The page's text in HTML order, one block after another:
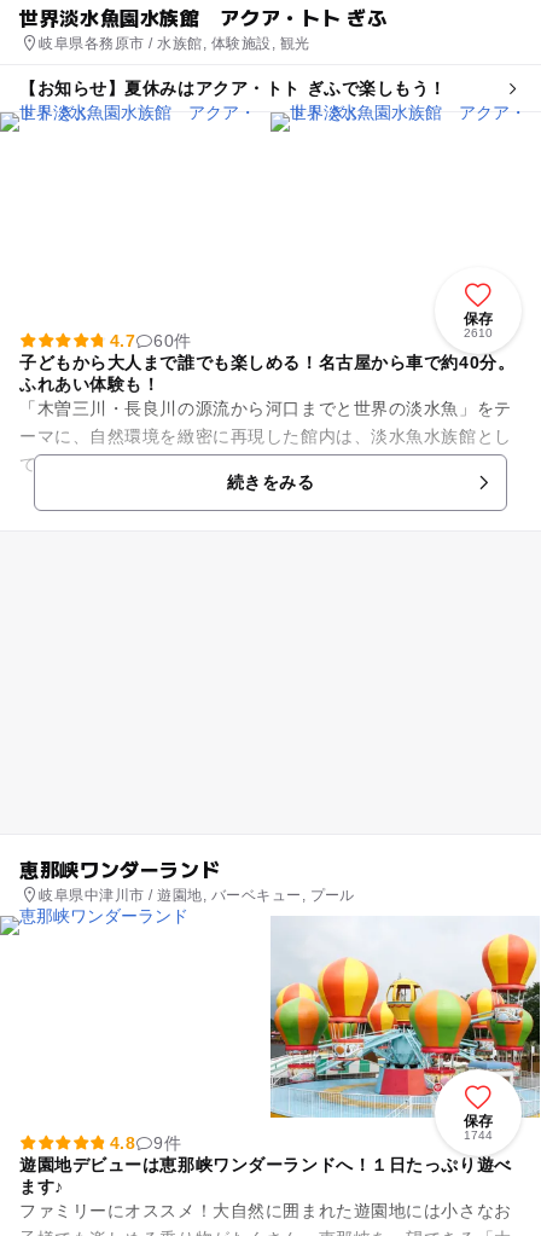
世界淡水魚園水族館 アクア・トト ぎふ
岐阜県各務原市 / 水族館, 体験施設, 観光
【お知らせ】夏休みはアクア・トト ぎふで楽しもう！
保存
2610
4.7
60件
子どもから大人まで誰でも楽しめる！名古屋から車で約40分。
ふれあい体験も！
「木曽三川・長良川の源流から河口までと世界の淡水魚」をテ
ーマに、自然環境を緻密に再現した館内は、淡水魚水族館とし
ては世界最大級！約220種、22000点の魚類や両生類、植物な
続きをみる
恵那峡ワンダーランド
岐阜県中津川市 / 遊園地, バーベキュー, プール
保存
1744
4.8
9件
遊園地デビューは恵那峡ワンダーランドへ！１日たっぷり遊べ
ます♪
ファミリーにオススメ！大自然に囲まれた遊園地には小さなお